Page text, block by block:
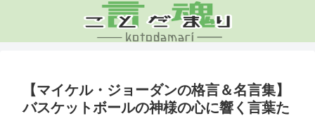
【マイケル・ジョーダンの格言＆名言集】
バスケットボールの神様の心に響く言葉た